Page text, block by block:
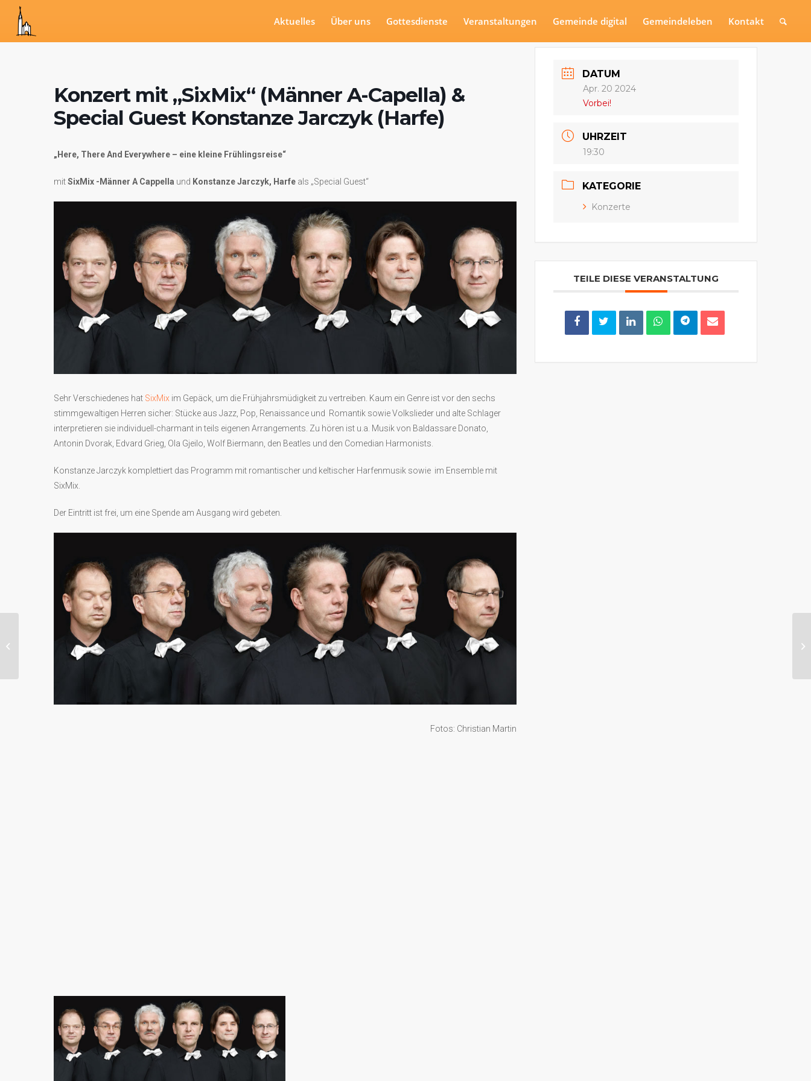
Aktuelles Über uns Gottesdienste Veranstaltungen Gemeinde digital Gemeindeleben Kontakt
Konzert mit „SixMix“ (Männer A-Capella) &
Special Guest Konstanze Jarczyk (Harfe)
„Here, There And Everywhere – eine kleine Frühlingsreise“
mitSixMix -Männer A Cappella und Konstanze Jarczyk, Harfe als „Special Guest“
Sehr Verschiedenes hat SixMix im Gepäck, um die Frühjahrsmüdigkeit zu vertreiben. Kaum ein Genre ist vor den sechs
stimmgewaltigen Herren sicher: Stücke aus Jazz, Pop, Renaissance und Romantik sowie Volkslieder und alte Schlager
interpretieren sie individuell-charmant in teils eigenen Arrangements. Zu hören ist u.a. Musik von Baldassare Donato,
Antonin Dvorak, Edvard Grieg, Ola Gjeilo, Wolf Biermann, den Beatles und den Comedian Harmonists.
Konstanze Jarczyk komplettiert das Programm mit romantischer und keltischer Harfenmusik sowie im Ensemble mit
SixMix.
Der Eintritt ist frei, um eine Spende am Ausgang wird gebeten.
Fotos: Christian Martin
DATUM
Apr. 20 2024
Vorbei!
UHRZEIT
19:30
KATEGORIE
Konzerte
TEILE DIESE VERANSTALTUNG
Chorkonzert mit Art
Tonale: „Lieder und